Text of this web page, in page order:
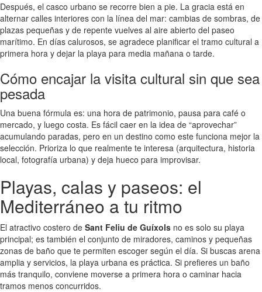
Después, el casco urbano se recorre bien a pie. La gracia está en
alternar calles interiores con la línea del mar: cambias de sombras, de
plazas pequeñas y de repente vuelves al aire abierto del paseo
marítimo. En días calurosos, se agradece planificar el tramo cultural a
primera hora y dejar la playa para media mañana o tarde.
Cómo encajar la visita cultural sin que sea
pesada
Una buena fórmula es: una hora de patrimonio, pausa para café o
mercado, y luego costa. Es fácil caer en la idea de “aprovechar”
acumulando paradas, pero en un destino como este funciona mejor la
selección. Prioriza lo que realmente te interesa (arquitectura, historia
local, fotografía urbana) y deja hueco para improvisar.
Playas, calas y paseos: el
Mediterráneo a tu ritmo
El atractivo costero de Sant Feliu de Guíxols no es solo su playa
principal; es también el conjunto de miradores, caminos y pequeñas
zonas de baño que te permiten escoger según el día. Si buscas arena
amplia y servicios, la playa urbana es práctica. Si prefieres un baño
más tranquilo, conviene moverse a primera hora o caminar hacia
tramos menos concurridos.